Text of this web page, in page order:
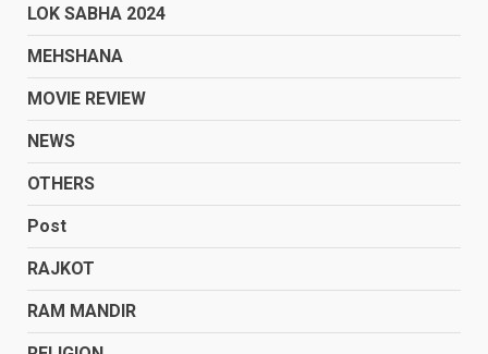
LOK SABHA 2024
MEHSHANA
MOVIE REVIEW
NEWS
OTHERS
Post
RAJKOT
RAM MANDIR